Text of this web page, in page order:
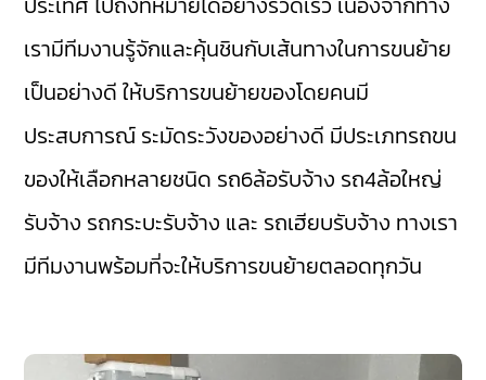
เรามีทีมงานรู้จักและคุ้นชินกับเส้นทางในการขนย้าย
เป็นอย่างดี ให้บริการขนย้ายของโดยคนมี
ประสบการณ์ ระมัดระวังของอย่างดี มีประเภทรถขน
ของให้เลือกหลายชนิด รถ6ล้อรับจ้าง รถ4ล้อใหญ่
รับจ้าง รถกระบะรับจ้าง และ รถเฮียบรับจ้าง ทางเรา
มีทีมงานพร้อมที่จะให้บริการขนย้ายตลอดทุกวัน